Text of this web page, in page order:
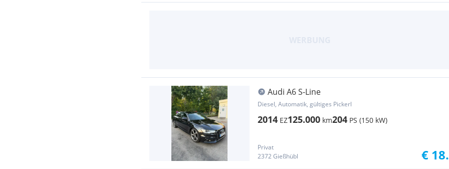
Audi A6 S-Line
Diesel, Automatik, gültiges Pickerl
2014 EZ125.000 km204 PS (150 kW)
Privat
2372 Gießhübl
€